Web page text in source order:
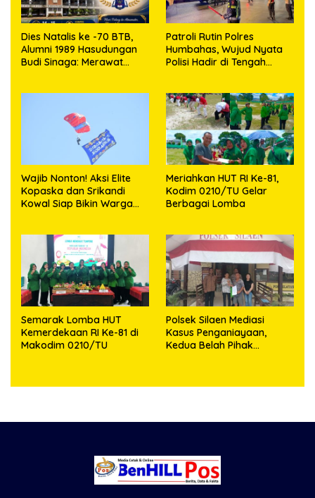
Dies Natalis ke -70 BTB,
Alumni 1989 Hasudungan
Budi Sinaga: Merawat
Patroli Rutin Polres
Humbahas, Wujud Nyata
Polisi Hadir di Tengah
Wajib Nonton! Aksi Elite
Kopaska dan Srikandi
Kowal Siap Bikin Warga
Meriahkan HUT RI Ke-81,
Kodim 0210/TU Gelar
Berbagai Lomba
Semarak Lomba HUT
Kemerdekaan RI Ke-81 di
Makodim 0210/TU
Polsek Silaen Mediasi
Kasus Penganiayaan,
Kedua Belah Pihak